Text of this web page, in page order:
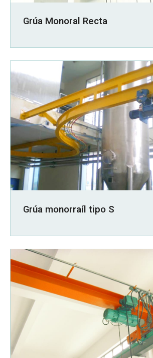
Grúa Monoral Recta
Grúa monorraíl tipo S